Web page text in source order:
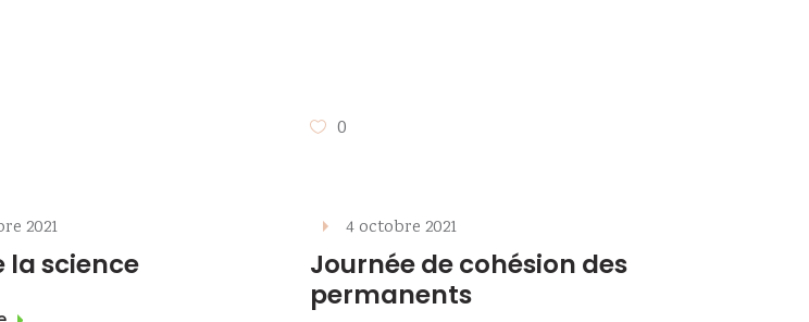
0
2021
la science
4 octobre 2021
Journée de cohésion des
permanents